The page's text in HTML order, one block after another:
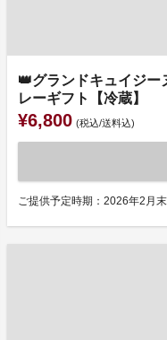
👑グランドキュイジ
レーギフト【冷蔵】
¥6,800 (税込/送料込)
ご提供予定時期：2026年2月